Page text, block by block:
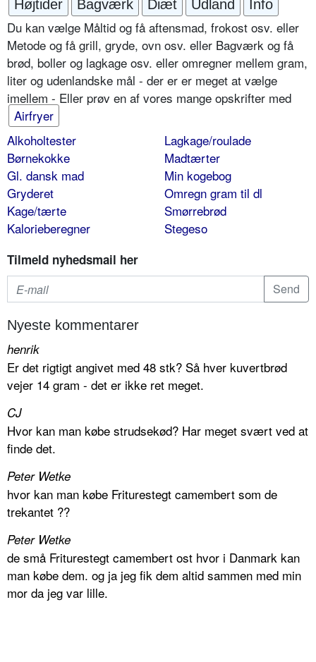
Højtider
Bagværk Diæt Udland Info
Du kan vælge Måltid og få aftensmad, frokost osv. eller
Metode og få grill, gryde, ovn osv. eller Bagværk og få
brød, boller og lagkage osv. eller omregner mellem gram,
liter og udenlandske mål - der er er meget at vælge
imellem - Eller prøv en af vores mange opskrifter med
Airfryer
Alkoholtester
Børnekokke
Gl. dansk mad
Gryderet
Kage/tærte
Kalorieberegner
Lagkage/roulade
Madtærter
Min kogebog
Omregn gram til dl
Smørrebrød
Stegeso
Tilmeld nyhedsmail her
Nyeste kommentarer
henrik
Er det rigtigt angivet med 48 stk? Så hver kuvertbrød
vejer 14 gram - det er ikke ret meget.
CJ
Hvor kan man købe strudsekød? Har meget svært ved at
finde det.
Peter Wetke
hvor kan man købe Friturestegt camembert som de
trekantet ??
Peter Wetke
de små Friturestegt camembert ost hvor i Danmark kan
man købe dem. og ja jeg fik dem altid sammen med min
mor da jeg var lille.